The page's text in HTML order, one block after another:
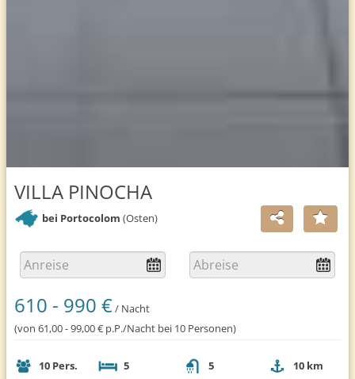
VILLA PINOCHA
bei Portocolom (Osten)
610 - 990 €/ Nacht
(von 61,00 - 99,00 € p.P./Nacht bei 10 Personen)
10 Pers. 5 5
10 km